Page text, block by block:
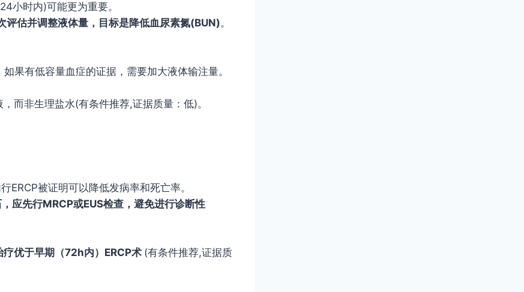
小时内)可能更为重要。
估并调整液体量，目标是降低血尿素氮(BUN)。
如果有低容量血症的证据，需要加大液体输注量。
而非生理盐水(有条件推荐,证据质量：低)。
ERCP被证明可以降低发病率和死亡率。
应先行MRCP或EUS检查，避免进行诊断性
优于早期（72h内）ERCP术 (有条件推荐,证据质